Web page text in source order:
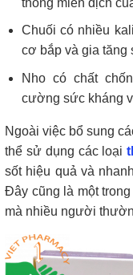
Chuối có nhiều
cơ bắp và gia tăng
Nho có chất
cường sức kháng
Ngoài việc bổ sung
thể sử dụng các loại
sốt hiệu quả và
Đây cũng là một
mà nhiều người